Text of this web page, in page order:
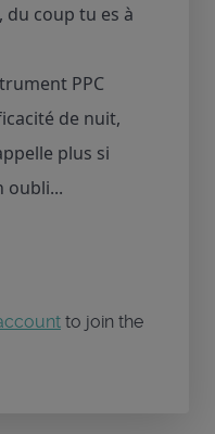
du coup tu es à
PPC
de nuit,
plus si
oubli...
to join the